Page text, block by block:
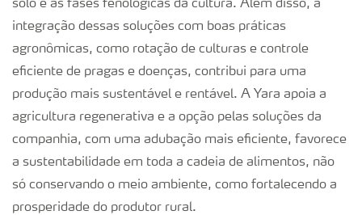
solo e as fases fenológicas da cultura. Além disso, a
integração dessas soluções com boas práticas
agronômicas, como rotação de culturas e controle
eficiente de pragas e doenças, contribui para uma
produção mais sustentável e rentável. A Yara apoia a
agricultura regenerativa e a opção pelas soluções da
companhia, com uma adubação mais eficiente, favorece
a sustentabilidade em toda a cadeia de alimentos, não
só conservando o meio ambiente, como fortalecendo a
prosperidade do produtor rural.